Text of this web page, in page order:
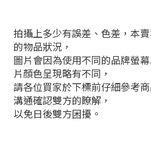
拍攝上多少有誤差、色差，本
的物品狀況，
圖片會因為使用不同的品牌螢
片顏色呈現略有不同，
請各位買家於下標前仔細參考
溝通確認雙方的瞭解，
以免日後雙方困擾。